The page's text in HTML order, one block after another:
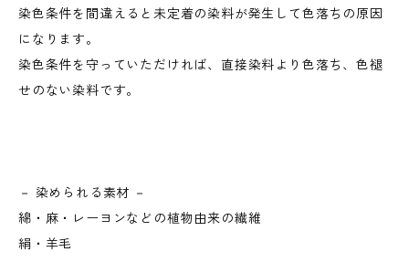
染色条件を間違えると未定着の染料が発生して色落ちの原因
になります。
染色条件を守っていただければ、直接染料より色落ち、色褪
せのない染料です。
－ 染められる素材 －
綿・麻・レーヨンなどの植物由来の繊維
絹・羊毛